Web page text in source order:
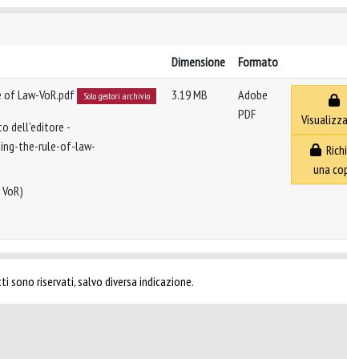
Dimensione Formato
of Law-VoR.pdf Solo gestori archivio
dell'editore -
the-rule-of-law-
3.19 MB
Adobe
PDF
una
riservati, salvo diversa indicazione.